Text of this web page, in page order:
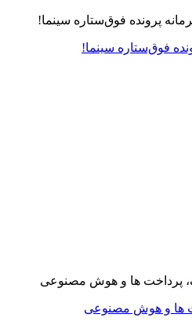
فوق‌ستاره سینما!